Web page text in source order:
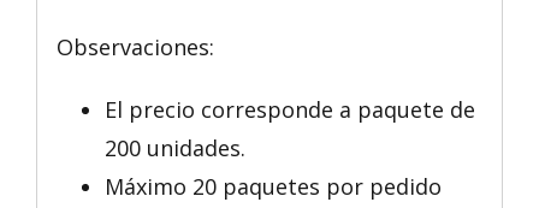
Observaciones:
El precio corresponde a paquete de
200 unidades.
Máximo 20 paquetes por pedido